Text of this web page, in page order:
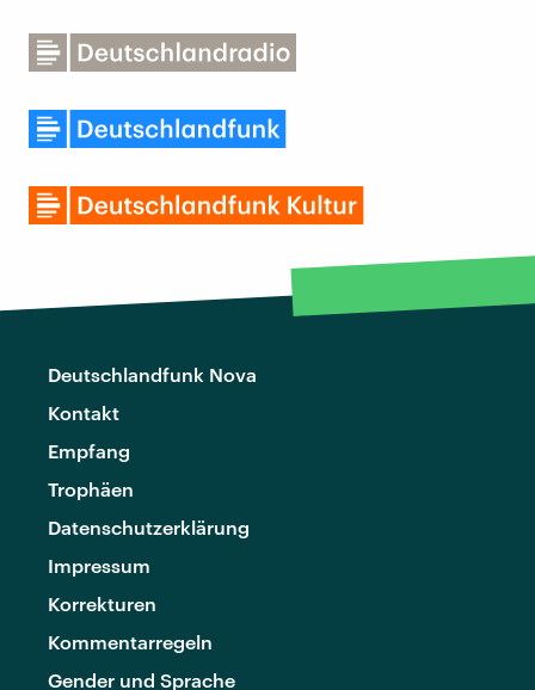
Deutschlandfunk Nova
Kontakt
Empfang
Trophäen
Datenschutzerklärung
Impressum
Korrekturen
Kommentarregeln
Gender und Sprache